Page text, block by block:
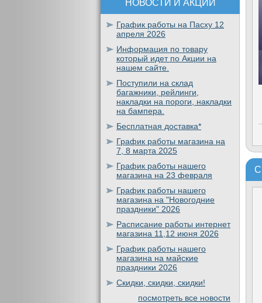
НОВОСТИ И АКЦИИ
График работы на Пасху 12
апреля 2026
Информация по товару
который идет по Акции на
нашем сайте.
Поступили на склад
багажники, рейлинги,
накладки на пороги, накладки
на бампера.
Бесплатная доставка*
График работы магазина на
7, 8 марта 2025
График работы нашего
магазина на 23 февраля
График работы нашего
магазина на "Новогодние
праздники" 2026
Расписание работы интернет
магазина 11,12 июня 2026
График работы нашего
магазина на майские
праздники 2026
Скидки, скидки, скидки!
посмотреть все новости